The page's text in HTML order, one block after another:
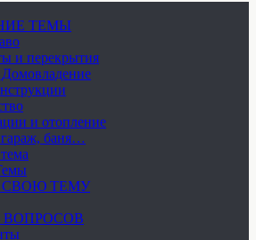
ТЕМЫ
и перекрытия
и отопление
баня…
СВОЮ ТЕМУ
ВОПРОСОВ